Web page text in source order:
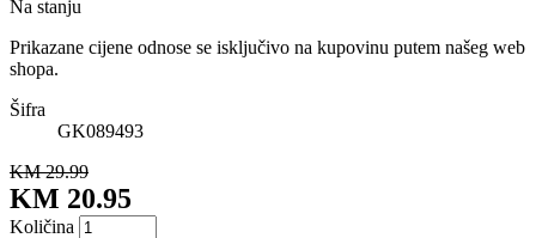
Na stanju
Prikazane cijene odnose se isključivo na kupovinu putem našeg web
shopa.
Šifra
GK089493
KM 29.99
KM 20.95
Količina